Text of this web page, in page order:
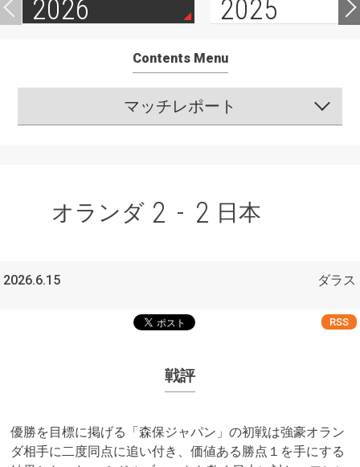
2026 2025
Contents Menu
マッチレポート
オランダ 2 - 2 日本
2026.6.15 ダラス
RSS
戦評
優勝を目標に掲げる「森保ジャパン」の初戦は強豪オラン
ダ相手に二度同点に追い付き、価値ある勝点１を手にする